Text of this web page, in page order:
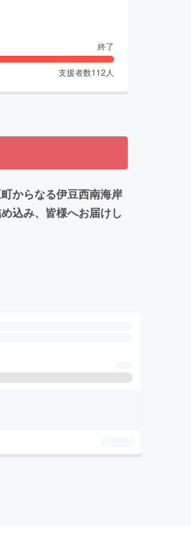
終了
支援者数112 人
からなる伊豆西南海岸
込み、皆様へお届けし